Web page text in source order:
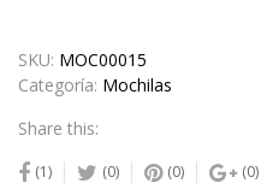
SKU: MOC00015
Categoría: Mochilas
Share this:
(1) (0) (0) (0)